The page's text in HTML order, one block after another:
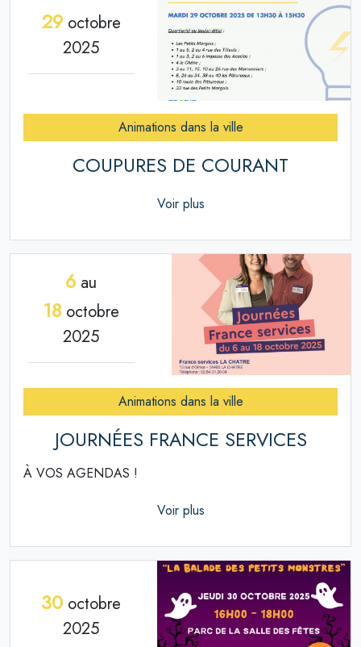
29octobre
2025
Animations dans la ville
COUPURES DE COURANT
Voir plus
6 au
18octobre
2025
Animations dans la ville
JOURNÉES FRANCE SERVICES
À VOS AGENDAS !
Voir plus
30 octobre
2025